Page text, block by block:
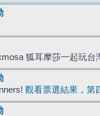
狐耳摩莎一起玩台
觀看票選結果 ， 第